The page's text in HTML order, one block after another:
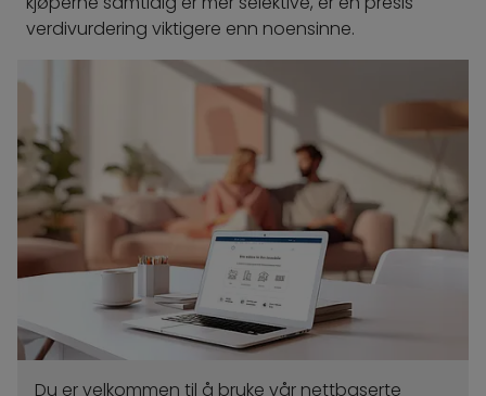
verdivurdering viktigere enn noensinne.
Du er velkommen til å bruke vår nettbaserte